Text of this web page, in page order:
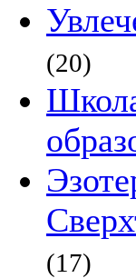
(20)
(17)